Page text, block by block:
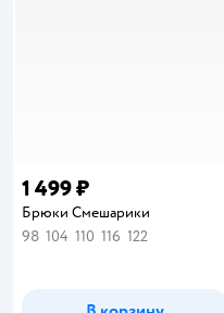
1 499 ₽
Брюки Смешарики
98 104 110 116 122